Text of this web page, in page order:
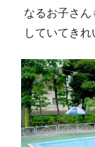
なるお子さん
していてきれ